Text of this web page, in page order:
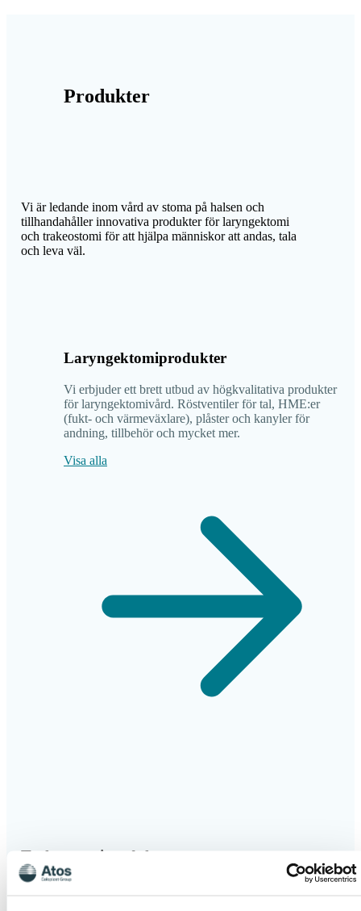
Produkter
Vi är ledande inom vård av stoma på halsen och
tillhandahåller innovativa produkter för laryngektomi
och trakeostomi för att hjälpa människor att andas, tala
och leva väl.
Laryngektomiprodukter
Vi erbjuder ett brett utbud av högkvalitativa produkter
för laryngektomivård. Röstventiler för tal, HME:er
(fukt- och värmeväxlare), plåster och kanyler för
andning, tillbehör och mycket mer.
Visa alla
Trakeostomiprodukter
Från trakealkanyl till talventiler och HME:er (fukt-